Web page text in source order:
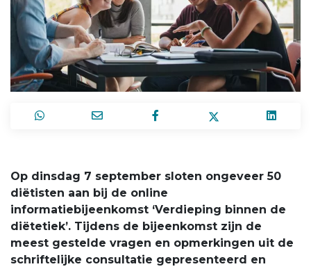
Op dinsdag 7 september sloten ongeveer 50
diëtisten aan bij de online
informatiebijeenkomst ‘Verdieping binnen de
diëtetiek’. Tijdens de bijeenkomst zijn de
meest gestelde vragen en opmerkingen uit de
schriftelijke consultatie gepresenteerd en